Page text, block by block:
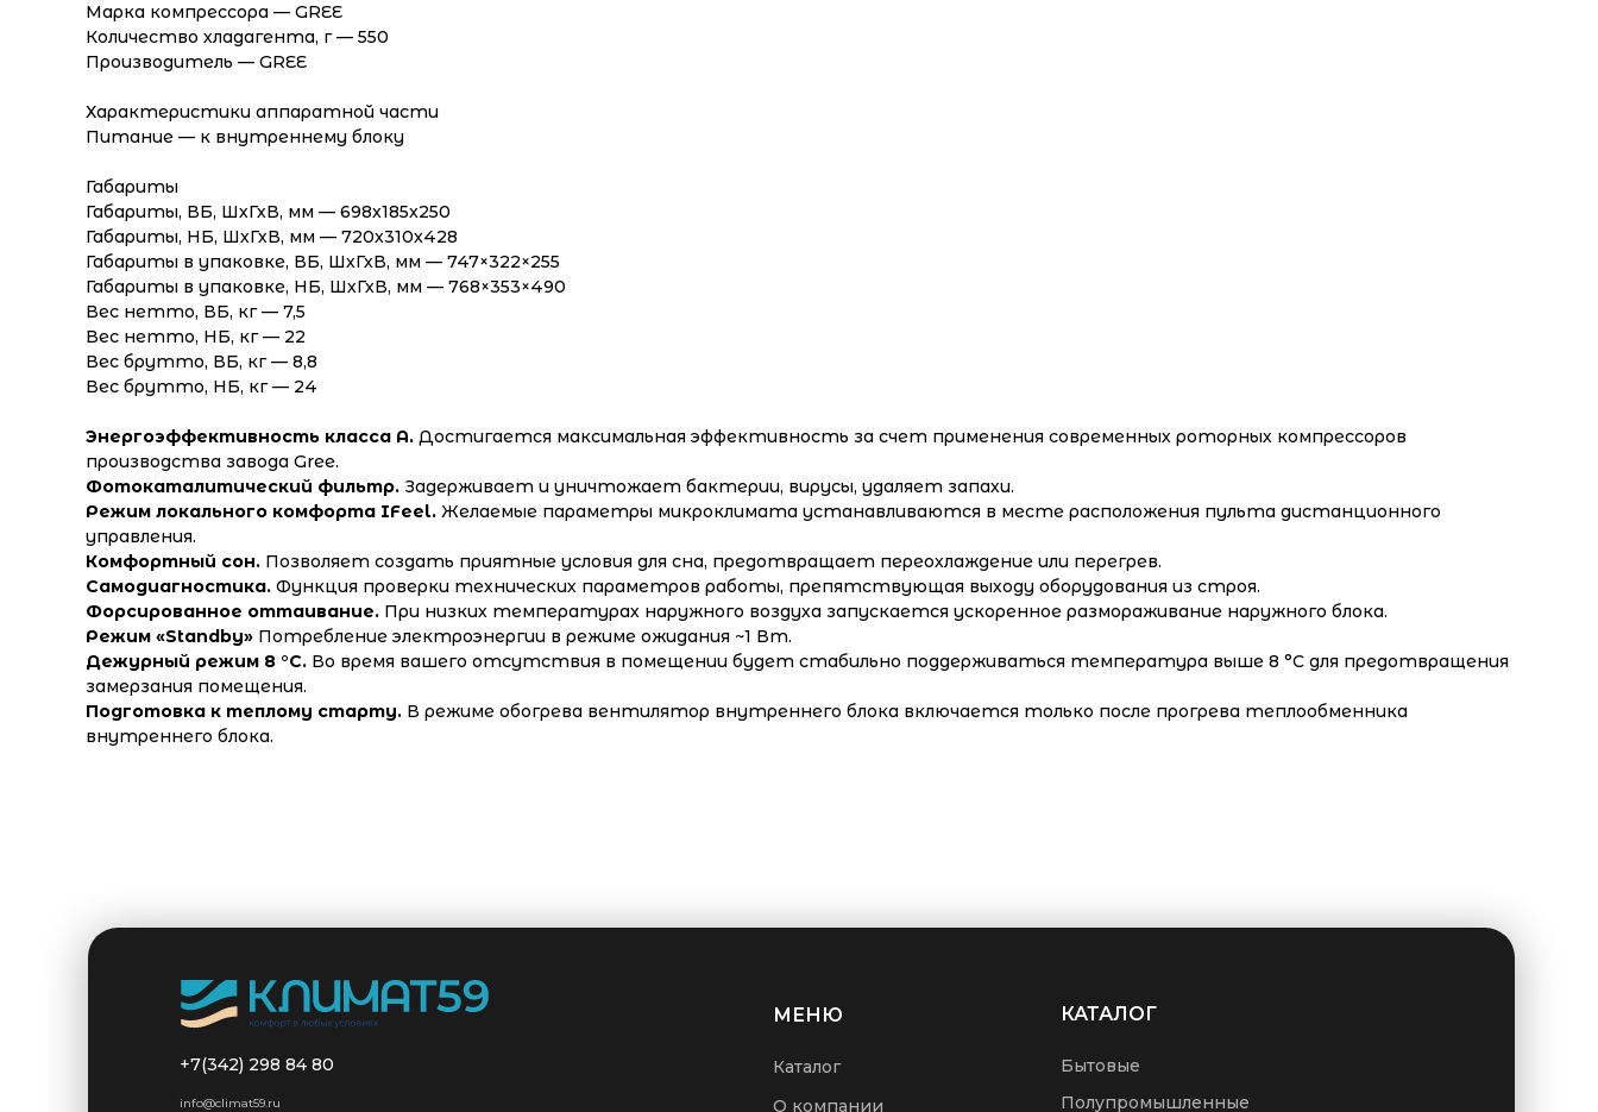
Марка компрессора — GREE
Количество хладагента, г — 550
Производитель — GREE
Характеристики аппаратной части
Питание — к внутреннему блоку
Габариты
Габариты, ВБ, ШхГхВ, мм — 698x185x250
Габариты, НБ, ШхГхВ, мм — 720x310x428
Габариты в упаковке, ВБ, ШхГхВ, мм — 747×322×255
Габариты в упаковке, НБ, ШхГхВ, мм — 768×353×490
Вес нетто, ВБ, кг — 7,5
Вес нетто, НБ, кг — 22
Вес брутто, ВБ, кг — 8,8
Вес брутто, НБ, кг — 24
Энергоэффективность класса A. Достигается максимальная эффективность за счет применения современных роторных компрессоров
производства завода Gree.
Фотокаталитический фильтр. Задерживает и уничтожает бактерии, вирусы, удаляет запахи.
Режим локального комфорта IFeel. Желаемые параметры микроклимата устанавливаются в месте расположения пульта дистанционного
управления.
Комфортный сон. Позволяет создать приятные условия для сна, предотвращает переохлаждение или перегрев.
Самодиагностика. Функция проверки технических параметров работы, препятствующая выходу оборудования из строя.
Форсированное оттаивание. При низких температурах наружного воздуха запускается ускоренное размораживание наружного блока.
Режим «Standby» Потребление электроэнергии в режиме ожидания ~1 Вт.
Дежурный режим 8 °С. Во время вашего отсутствия в помещении будет стабильно поддерживаться температура выше 8 °С для предотвращения
замерзания помещения.
Подготовка к теплому старту. В режиме обогрева вентилятор внутреннего блока включается только после прогрева теплообменника
внутреннего блока.
+7(342) 298 84 80
МЕНЮ КАТАЛОГ
Каталог
О компании
Бытовые
Полупромышленные
info@climat59.ru